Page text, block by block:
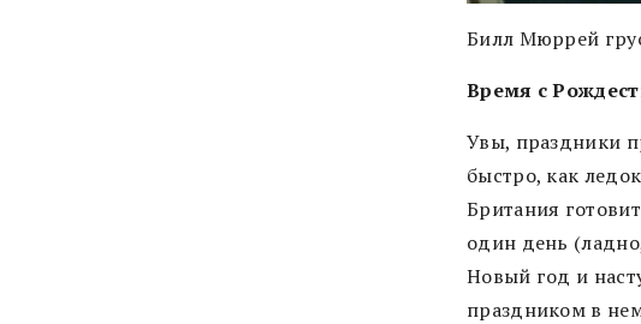
Билл Мюррей
Время с
Увы, праздники
быстро, как
Британия
один день
Новый год и
праздником в